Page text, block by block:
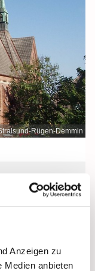
Anzeigen zu
Medien anbieten
Rügen-Demmin
Uhr